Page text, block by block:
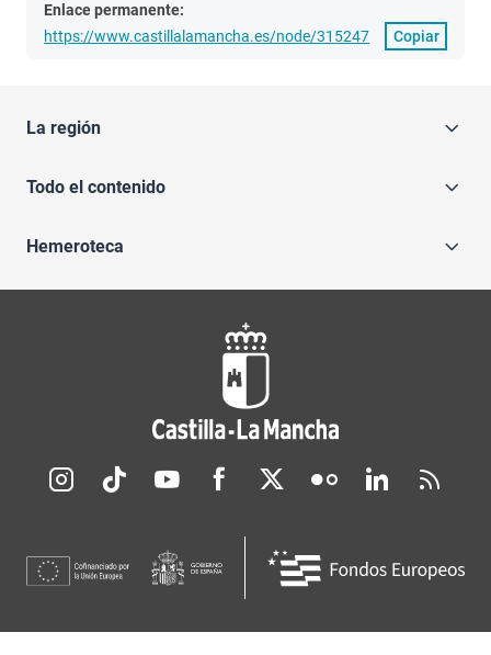
Enlace permanente:
https://www.castillalamancha.es/node/315247
Copiar
La región
Todo el contenido
Hemeroteca
Redes sociales JCCM